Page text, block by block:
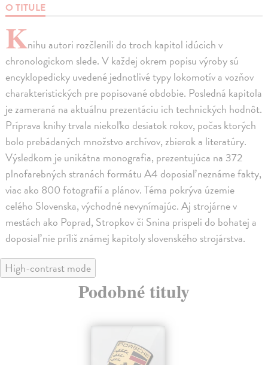
O TITULE
Knihu autori rozčlenili do troch kapitol idúcich v
chronologickom slede. V každej okrem popisu výroby sú
encyklopedicky uvedené jednotlivé typy lokomotív a vozňov
charakteristických pre popisované obdobie. Posledná kapitola
je zameraná na aktuálnu prezentáciu ich technických hodnôt.
Príprava knihy trvala niekoľko desiatok rokov, počas ktorých
bolo prebádaných množstvo archívov, zbierok a literatúry.
Výsledkom je unikátna monografia, prezentujúca na 372
plnofarebných stranách formátu A4 doposiaľ neznáme fakty,
viac ako 800 fotografií a plánov. Téma pokrýva územie
celého Slovenska, východné nevynímajúc. Aj strojárne v
mestách ako Poprad, Stropkov či Snina prispeli do bohatej a
doposiaľ nie príliš známej kapitoly slovenského strojárstva.
High-contrast mode
Podobné tituly